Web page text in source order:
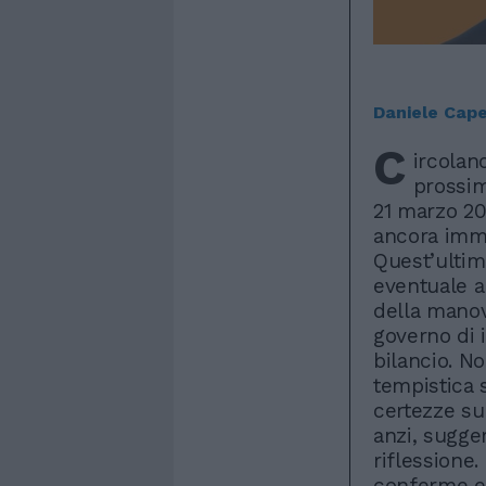
Daniele
C
21 marzo
ancora
eventuale
della
governo di
bilancio.
tempistica
certezze
anzi,
riflessione.